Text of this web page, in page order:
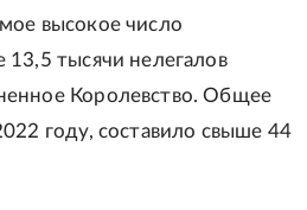
высокое число
тысячи нелегалов
Королевство. Общее
году, составило свыше 44